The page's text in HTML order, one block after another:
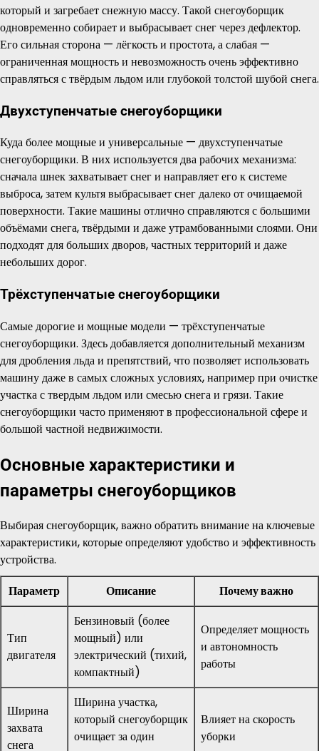
который и загребает снежную массу. Такой снегоуборщик
одновременно собирает и выбрасывает снег через дефлектор.
Его сильная сторона — лёгкость и простота, а слабая —
ограниченная мощность и невозможность очень эффективно
справляться с твёрдым льдом или глубокой толстой шубой снега.
Двухступенчатые снегоуборщики
Куда более мощные и универсальные — двухступенчатые
снегоуборщики. В них используется два рабочих механизма:
сначала шнек захватывает снег и направляет его к системе
выброса, затем культя выбрасывает снег далеко от очищаемой
поверхности. Такие машины отлично справляются с большими
объёмами снега, твёрдыми и даже утрамбованными слоями. Они
подходят для больших дворов, частных территорий и даже
небольших дорог.
Трёхступенчатые снегоуборщики
Самые дорогие и мощные модели — трёхступенчатые
снегоуборщики. Здесь добавляется дополнительный механизм
для дробления льда и препятствий, что позволяет использовать
машину даже в самых сложных условиях, например при очистке
участка с твердым льдом или смесью снега и грязи. Такие
снегоуборщики часто применяют в профессиональной сфере и
большой частной недвижимости.
Основные характеристики и
параметры снегоуборщиков
Выбирая снегоуборщик, важно обратить внимание на ключевые
характеристики, которые определяют удобство и эффективность
устройства.
Параметр
Описание Почему важно
Тип
двигателя
Бензиновый (более
мощный) или
электрический (тихий,
компактный)
Определяет мощность
и автономность
работы
Ширина
захвата
снега
Ширина участка,
который снегоуборщик
очищает за один
Влияет на скорость
уборки